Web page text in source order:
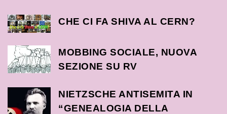
CHE CI FA SHIVA AL CERN?
MOBBING SOCIALE, NUOVA
SEZIONE SU RV
NIETZSCHE ANTISEMITA IN
“GENEALOGIA DELLA